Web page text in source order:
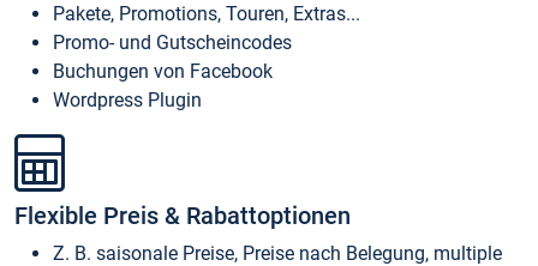
Pakete, Promotions, Touren, Extras...
Promo- und Gutscheincodes
Buchungen von Facebook
Wordpress Plugin
Flexible Preis & Rabattoptionen
Z. B. saisonale Preise, Preise nach Belegung, multiple